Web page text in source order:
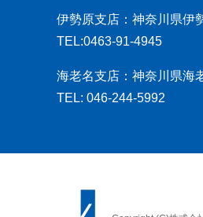
伊勢原支店：神奈川県伊
TEL:0463-91-4945
海老名支店：神奈川県海
TEL: 046-244-5992